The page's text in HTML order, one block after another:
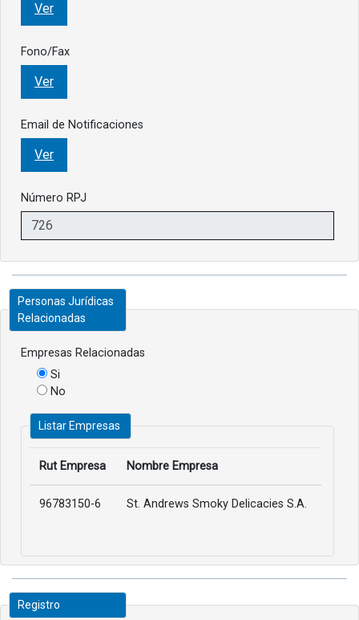
Ver
Fono/Fax
Ver
Email de Notificaciones
Ver
Número RPJ
Personas Jurídicas
Relacionadas
Empresas Relacionadas
Si
No
Listar Empresas
Rut Empresa Nombre Empresa
96783150-6 St. Andrews Smoky Delicacies S.A.
Registro